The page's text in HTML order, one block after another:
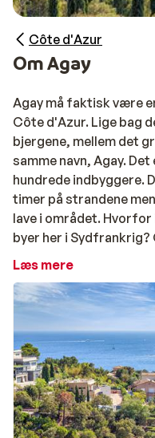
Côte d'Azur
Om Agay
Agay må faktisk være
Côte d'Azur. Lige bag
bjergene, mellem det
samme navn, Agay.
hundrede indbyggere.
timer på strandene
lave i området.
byer her i Sydfrankrig?
med tog fra Agay.
Læs mere